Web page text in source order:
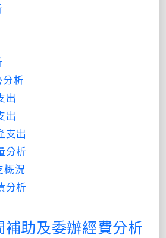
析
出
出
支出
分析
概況
分析
助及委辦經費分析